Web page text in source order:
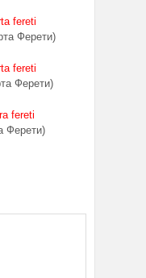
Ферети)
Ферети)
Ферети)